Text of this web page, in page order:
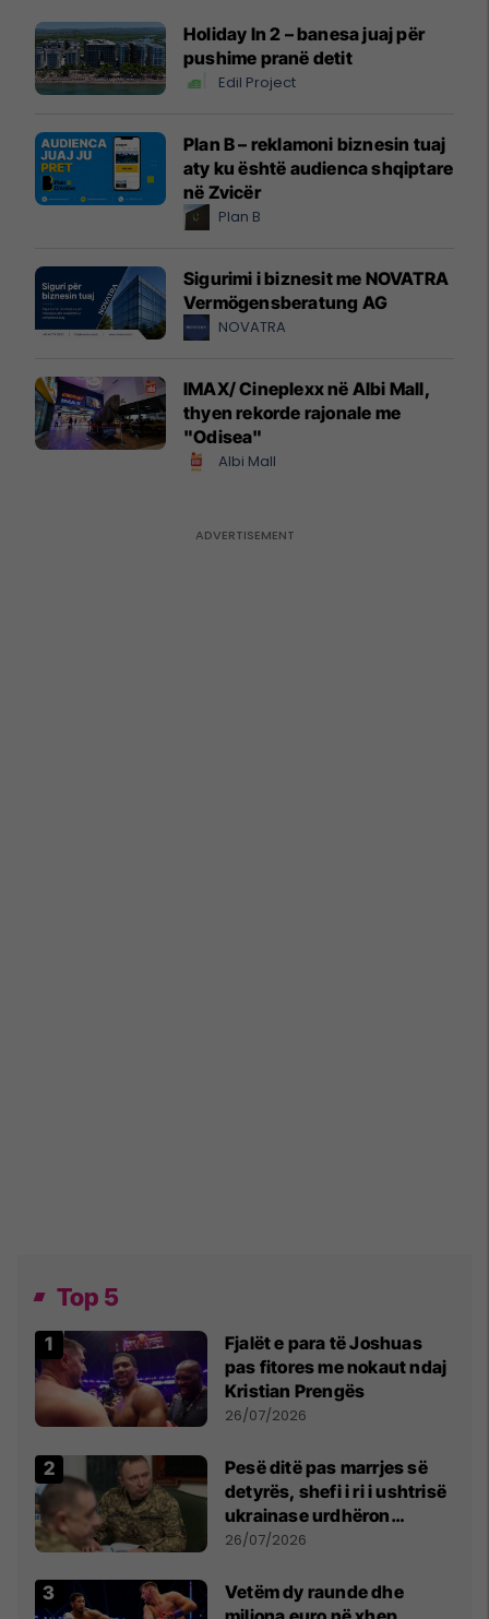
Holiday In 2 – banesa juaj për
pushime pranë detit
Edil Project
Plan B – reklamoni biznesin tuaj
aty ku është audienca shqiptare
në Zvicër
Plan B
Sigurimi i biznesit me NOVATRA
Vermögensberatung AG
NOVATRA
IMAX/ Cineplexx në Albi Mall,
thyen rekorde rajonale me
"Odisea"
Albi Mall
Top 5
Fjalët e para të Joshuas
pas fitores me nokaut ndaj
Kristian Prengës
26/07/2026
Pesë ditë pas marrjes së
detyrës, shefi i ri i ushtrisë
ukrainase urdhëron
kontroll të madh
26/07/2026
Vetëm dy raunde dhe